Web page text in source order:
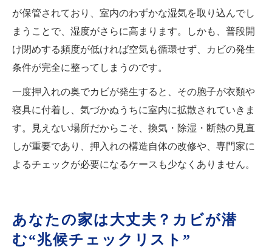
が保管されており、室内のわずかな湿気を取り込んでし
まうことで、湿度がさらに高まります。しかも、普段開
け閉めする頻度が低ければ空気も循環せず、カビの発生
条件が完全に整ってしまうのです。
一度押入れの奥でカビが発生すると、その胞子が衣類や
寝具に付着し、気づかぬうちに室内に拡散されていきま
す。見えない場所だからこそ、換気・除湿・断熱の見直
しが重要であり、押入れの構造自体の改修や、専門家に
よるチェックが必要になるケースも少なくありません。
あなたの家は大丈夫？カビが潜
む“兆候チェックリスト”